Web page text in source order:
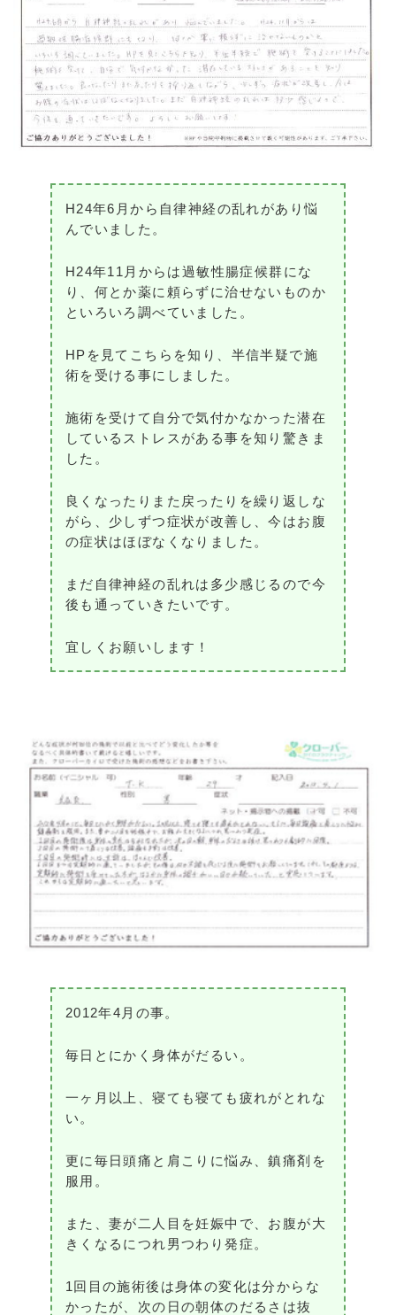
H24年6月から自律神経の乱れがあり悩
んでいました。
H24年11月からは過敏性腸症候群にな
り、何とか薬に頼らずに治せないものか
といろいろ調べていました。
HPを見てこちらを知り、半信半疑で施
術を受ける事にしました。
施術を受けて自分で気付かなかった潜在
しているストレスがある事を知り驚きま
した。
良くなったりまた戻ったりを繰り返しな
がら、少しずつ症状が改善し、今はお腹
の症状はほぼなくなりました。
まだ自律神経の乱れは多少感じるので今
後も通っていきたいです。
宜しくお願いします！
2012年4月の事。
毎日とにかく身体がだるい。
一ヶ月以上、寝ても寝ても疲れがとれな
い。
更に毎日頭痛と肩こりに悩み、鎮痛剤を
服用。
また、妻が二人目を妊娠中で、お腹が大
きくなるにつれ男つわり発症。
1回目の施術後は身体の変化は分からな
かったが、次の日の朝体のだるさは抜